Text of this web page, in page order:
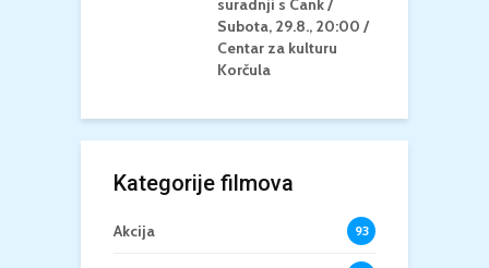
suradnji s Cank /
Subota, 29.8., 20:00 /
Centar za kulturu
Korčula
Kategorije filmova
Akcija 93